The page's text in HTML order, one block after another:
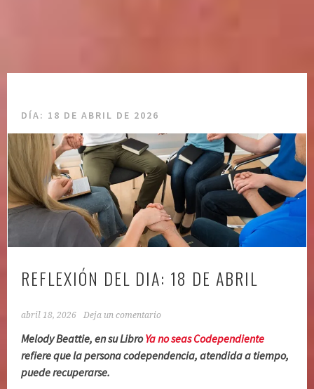
DÍA: 18 DE ABRIL DE 2026
REFLEXIÓN DEL DIA: 18 DE ABRIL
abril 18, 2026 Deja un comentario
Melody Beattie, en su LibroYa no seas Codependiente
refiere que la persona codependencia, atendida a tiempo,
puede recuperarse.